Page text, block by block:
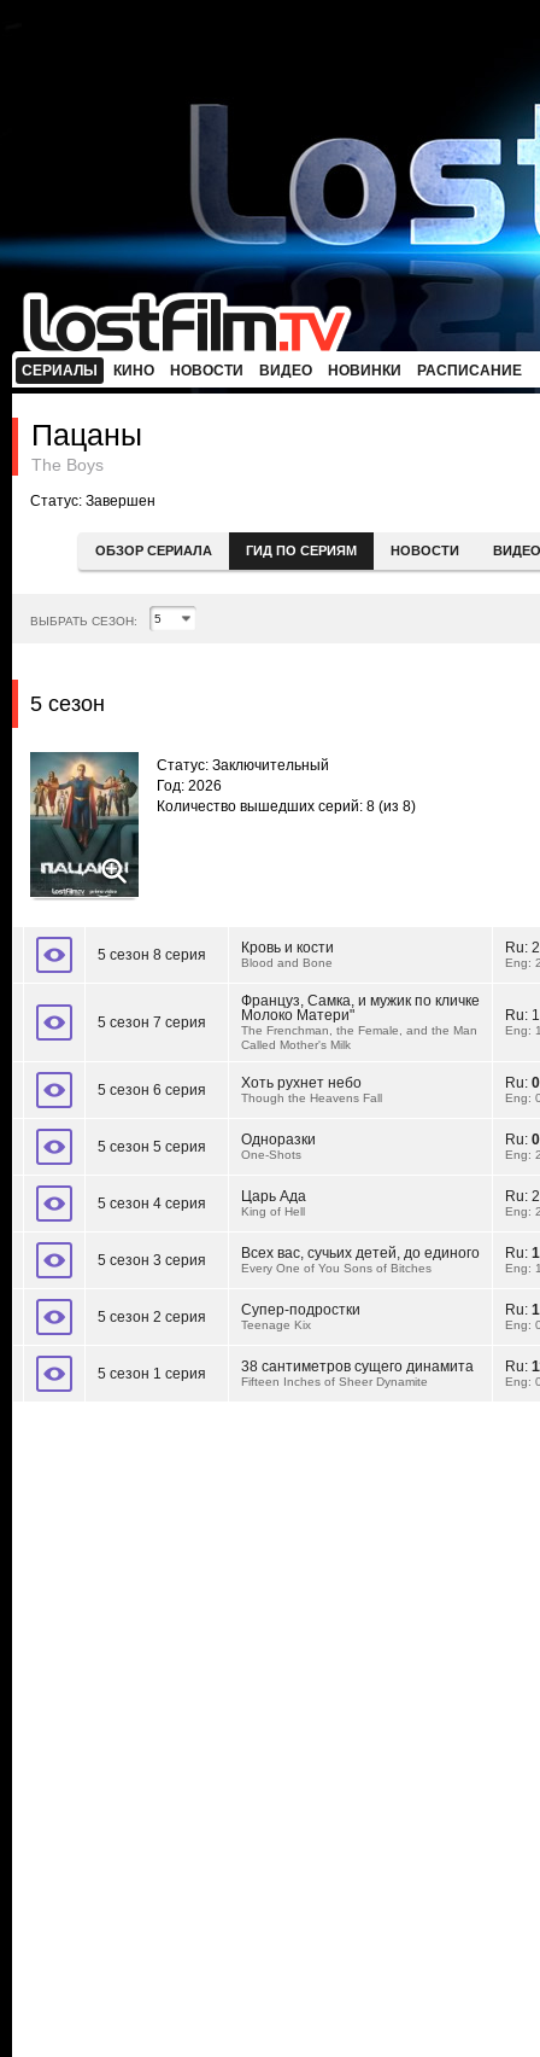
СЕРИАЛЫ КИНО НОВОСТИ ВИДЕО НОВИНКИ РАСПИСАНИЕ
Пацаны
The Boys
Статус: Завершен
ОБЗОР СЕРИАЛА ГИД ПО СЕРИЯМ НОВОСТИ ВИДЕО
ВЫБРАТЬ СЕЗОН:
5 сезон
Статус: Заключительный
Год: 2026
Количество вышедших серий: 8 (из 8)
5 сезон 8 серия Кровь и кости
Blood and Bone
Ru:
Eng:
5 сезон 7 серия
Француз, Самка, и мужик по кличке
Молоко Матери"
The Frenchman, the Female, and the Man
Called Mother's Milk
Ru:
Eng:
5 сезон 6 серия Хоть рухнет небо
Though the Heavens Fall
Ru:
Eng:
5 сезон 5 серия Одноразки
One-Shots
Ru:
Eng:
5 сезон 4 серия Царь Ада
King of Hell
Ru:
Eng:
5 сезон 3 серия Всех вас, сучьих детей, до единого
Every One of You Sons of Bitches
Ru:
Eng:
5 сезон 2 серия Супер-подростки
Teenage Kix
Ru:
Eng:
5 сезон 1 серия 38 сантиметров сущего динамита
Fifteen Inches of Sheer Dynamite
Ru:
Eng: